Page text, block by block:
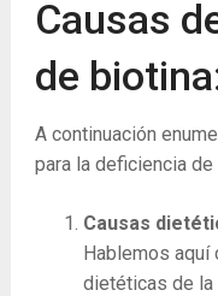
Causas
de
A continuación
para la deficiencia de
Causas
Hablemos aquí
dietéticas de la